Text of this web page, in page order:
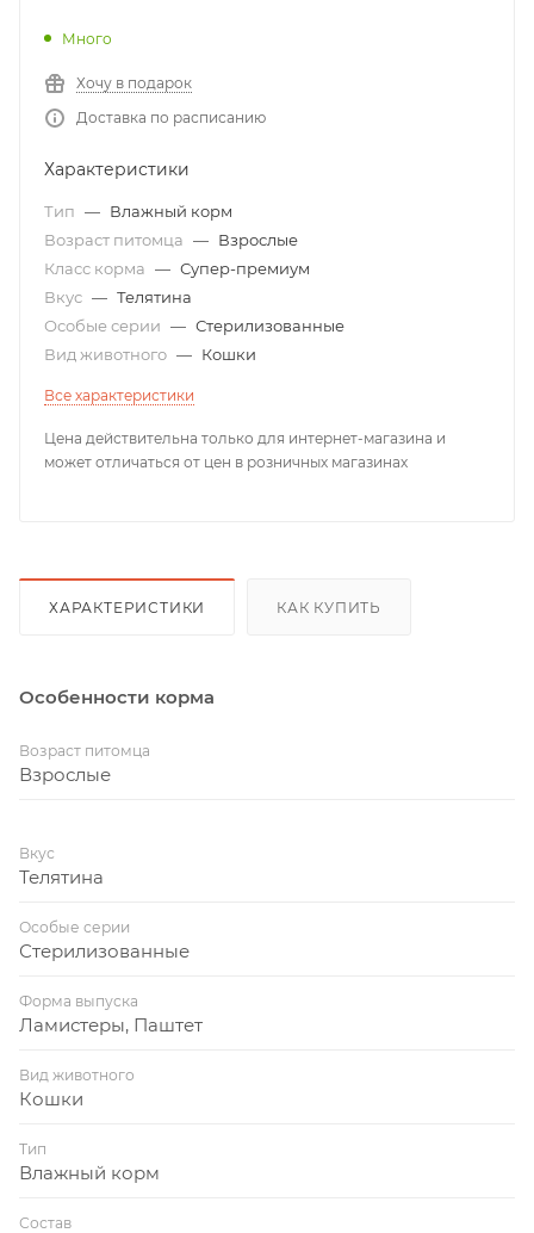
Много
Хочу в подарок
Доставка по расписанию
Характеристики
Тип — Влажный корм
Возраст питомца — Взрослые
Класс корма — Супер-премиум
Вкус — Телятина
Особые серии — Стерилизованные
Вид животного — Кошки
Все характеристики
Цена действительна только для интернет-магазина и
может отличаться от цен в розничных магазинах
ХАРАКТЕРИСТИКИ КАК КУПИТЬ
Особенности корма
Возраст питомца
Взрослые
Вкус
Телятина
Особые серии
Стерилизованные
Форма выпуска
Ламистеры, Паштет
Вид животного
Кошки
Тип
Влажный корм
Состав